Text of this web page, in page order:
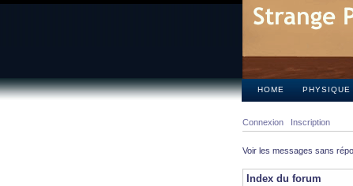
HOME PHYSIQUE
Connexion Inscription
Voir les messages sans
Index du forum